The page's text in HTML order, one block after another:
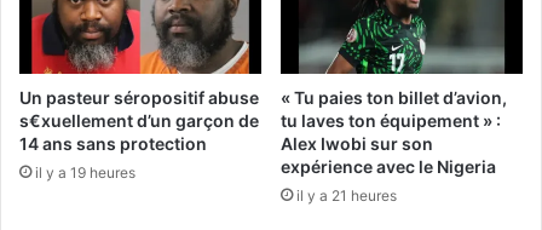
Un pasteur séropositif abuse
s€xuellement d’un garçon de
14 ans sans protection
il y a 19 heures
« Tu paies ton billet d’avion,
tu laves ton équipement » :
Alex Iwobi sur son
expérience avec le Nigeria
il y a 21 heures